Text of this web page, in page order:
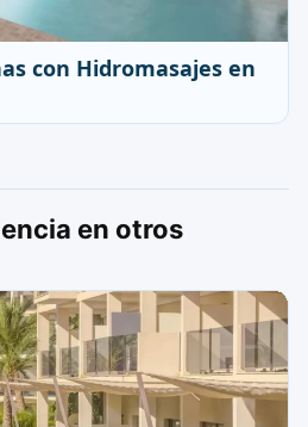
con Hidromasajes en
en otros